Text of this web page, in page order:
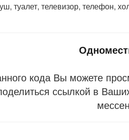
туалет, телевизор, телефон,
кода Вы можете
ссылкой в